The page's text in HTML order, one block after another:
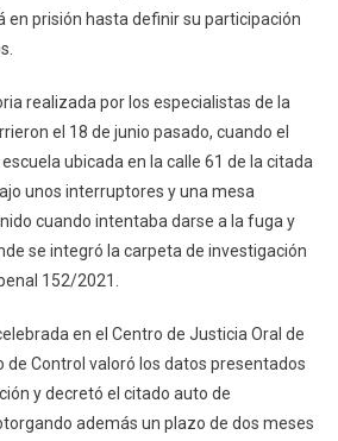
en prisión hasta definir su participación
realizada por los especialistas de la
el 18 de junio pasado, cuando el
ubicada en la calle 61 de la citada
unos interruptores y una mesa
cuando intentaba darse a la fuga y
se integró la carpeta de investigación
152/2021.
en el Centro de Justicia Oral de
de Control valoró los datos presentados
y decretó el citado auto de
además un plazo de dos meses